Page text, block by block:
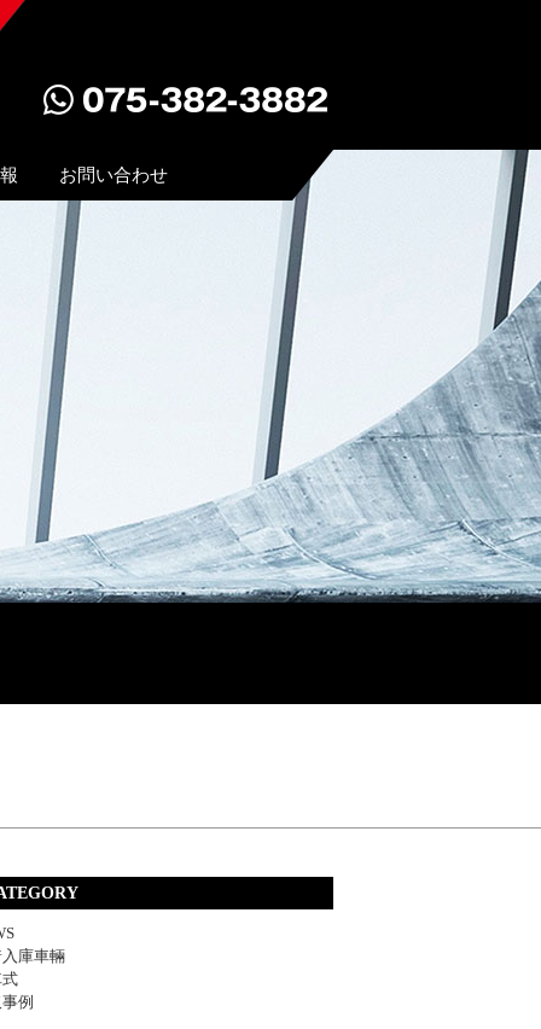
お問い合わせ
庫車輛
例